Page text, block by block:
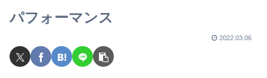
パフォーマンス
2022.03.06